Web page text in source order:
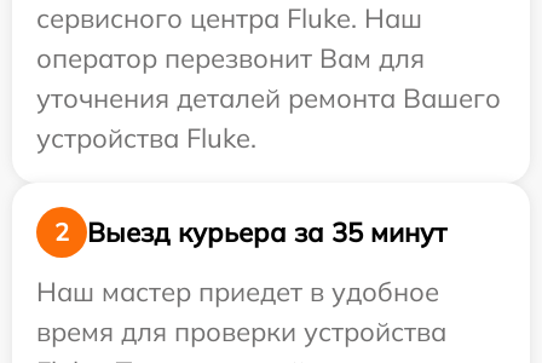
сервисного центра Fluke. Наш
оператор перезвонит Вам для
уточнения деталей ремонта Вашего
устройства Fluke.
2
Выезд курьера за 35 минут
Наш мастер приедет в удобное
время для проверки устройства